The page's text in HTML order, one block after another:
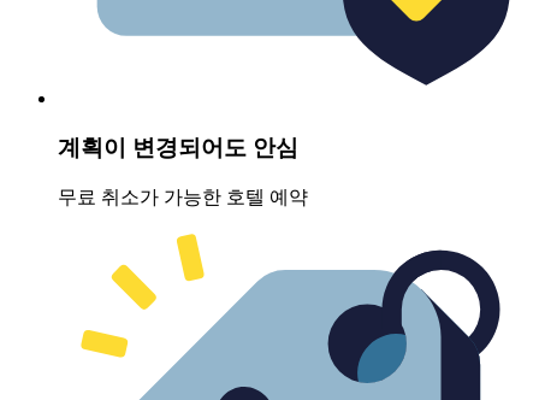
계획이 변경되어도 안심
무료 취소가 가능한 호텔 예약